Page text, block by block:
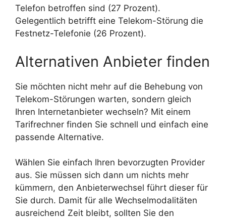
Telefon betroffen sind (27 Prozent).
Gelegentlich betrifft eine Telekom-Störung die
Festnetz-Telefonie (26 Prozent).
Alternativen Anbieter finden
Sie möchten nicht mehr auf die Behebung von
Telekom-Störungen warten, sondern gleich
Ihren Internetanbieter wechseln? Mit einem
Tarifrechner finden Sie schnell und einfach eine
passende Alternative.
Wählen Sie einfach Ihren bevorzugten Provider
aus. Sie müssen sich dann um nichts mehr
kümmern, den Anbieterwechsel führt dieser für
Sie durch. Damit für alle Wechselmodalitäten
ausreichend Zeit bleibt, sollten Sie den